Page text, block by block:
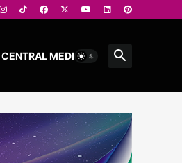
CENTRAL MEDIOS